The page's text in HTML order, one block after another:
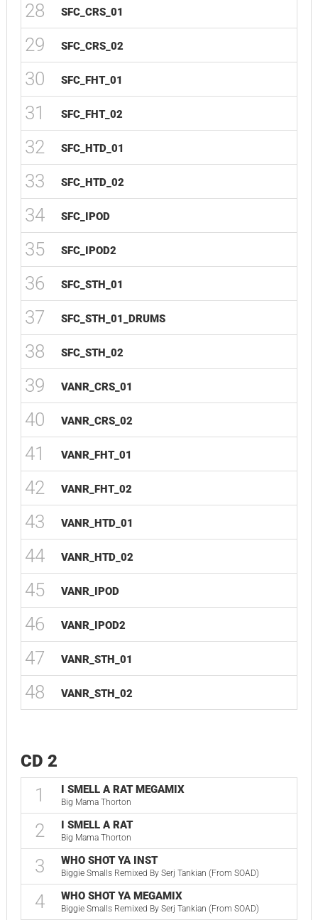
28 SFC_CRS_01
29 SFC_CRS_02
30 SFC_FHT_01
31 SFC_FHT_02
32 SFC_HTD_01
33 SFC_HTD_02
34 SFC_IPOD
35 SFC_IPOD2
36 SFC_STH_01
37 SFC_STH_01_DRUMS
38 SFC_STH_02
39 VANR_CRS_01
40 VANR_CRS_02
41 VANR_FHT_01
42 VANR_FHT_02
43 VANR_HTD_01
44 VANR_HTD_02
45 VANR_IPOD
46 VANR_IPOD2
47 VANR_STH_01
48 VANR_STH_02
CD 2
1 I SMELL A RAT MEGAMIX
Big Mama Thorton
2 I SMELL A RAT
Big Mama Thorton
3 WHO SHOT YA INST
Biggie Smalls Remixed By Serj Tankian (From SOAD)
4 WHO SHOT YA MEGAMIX
Biggie Smalls Remixed By Serj Tankian (From SOAD)